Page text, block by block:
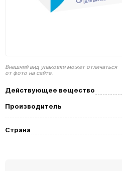
Внешний вид упаковки может отличаться
от фото на сайте.
Действующее вещество
Производитель
Страна